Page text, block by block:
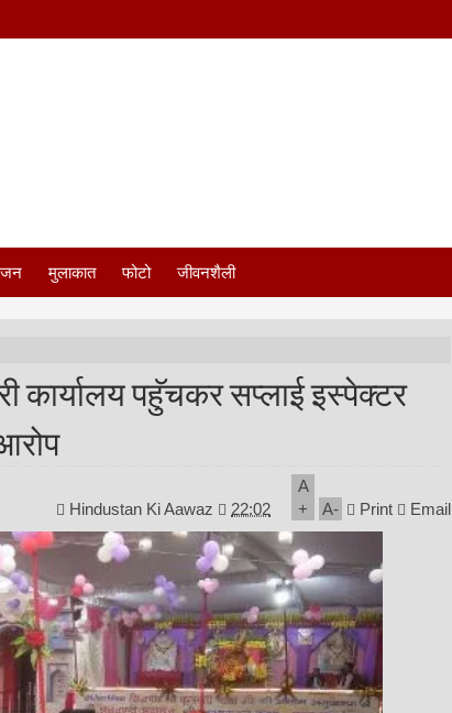
मुलाकात फोटो जीवनशैली
कार्यालय पहुॅचकर सप्लाई इस्पेक्टर
Hindustan Ki Aawaz 22:02
A
+
A- Print Email